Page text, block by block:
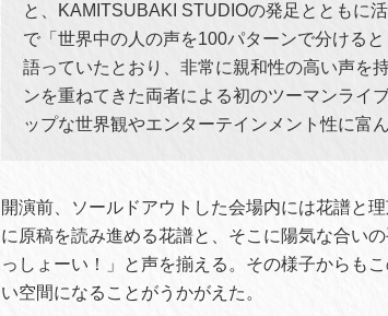
と、KAMITSUBAKI STUDIOの発足とともに
で「世界中の人の声を100パターンで分ける
語っていたとおり、非常に親和性の高い声を
ンを重ねてきた両者による初のツーマンライ
ップな世界観やエンターテインメント性に富
開演前、ソールドアウトした会場内には花譜と
に原稿を読み進める花譜と、そこに陽気な合い
っしょーい！」と声を揃える。その様子からも
い空間になることがうかがえた。